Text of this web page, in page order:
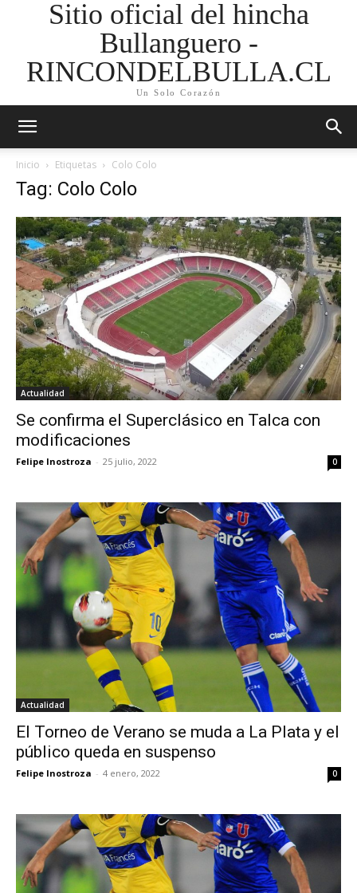
Sitio oficial del hincha
Bullanguero -
RINCONDELBULLA.CL
Un Solo Corazón
Inicio Etiquetas Colo Colo
Tag: Colo Colo
Actualidad
Se confirma el Superclásico en Talca con
modificaciones
Felipe Inostroza - 25 julio, 2022 0
Actualidad
El Torneo de Verano se muda a La Plata y el
público queda en suspenso
Felipe Inostroza - 4 enero, 2022 0